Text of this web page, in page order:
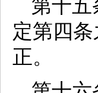
第十五
定第四
正。